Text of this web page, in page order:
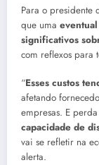
Para o presidente
que uma
significativos
com reflexos para
“Esses custos
afetando
empresas. E
capacidade de
vai se refletir na
alerta.